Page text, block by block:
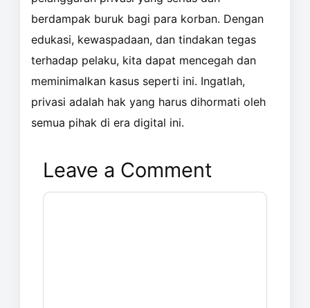
berdampak buruk bagi para korban. Dengan
edukasi, kewaspadaan, dan tindakan tegas
terhadap pelaku, kita dapat mencegah dan
meminimalkan kasus seperti ini. Ingatlah,
privasi adalah hak yang harus dihormati oleh
semua pihak di era digital ini.
Leave a Comment
Comment